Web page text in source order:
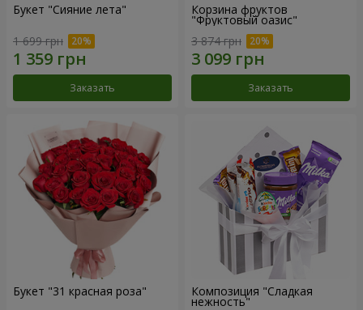
Букет "Сияние лета"
1 699 грн
Заказать
Корзина фруктов
"Фруктовый оазис"
3 874 грн
Заказать
Букет "31 красная роза" Композиция "Сладкая
нежность"